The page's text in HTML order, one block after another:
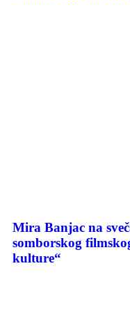
Mira Banjac na
somborskog
kulture“